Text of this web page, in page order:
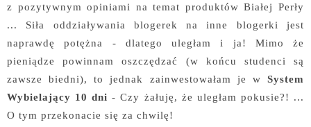
z pozytywnym opiniami na temat produktów Białej Perły
... Siła oddziaływania blogerek na inne blogerki jest
naprawdę potężna - dlatego uległam i ja! Mimo że
pieniądze powinnam oszczędzać (w końcu studenci są
zawsze biedni), to jednak zainwestowałam je w System
Wybielający 10 dni - Czy żałuję, że uległam pokusie?! ...
O tym przekonacie się za chwilę!